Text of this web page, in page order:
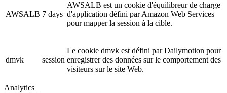
AWSALB 7 days
AWSALB est un cookie d'équilibreur de charge
d'application défini par Amazon Web Services
pour mapper la session à la cible.
dmvk session
Le cookie dmvk est défini par Dailymotion pour
enregistrer des données sur le comportement des
visiteurs sur le site Web.
Analytics